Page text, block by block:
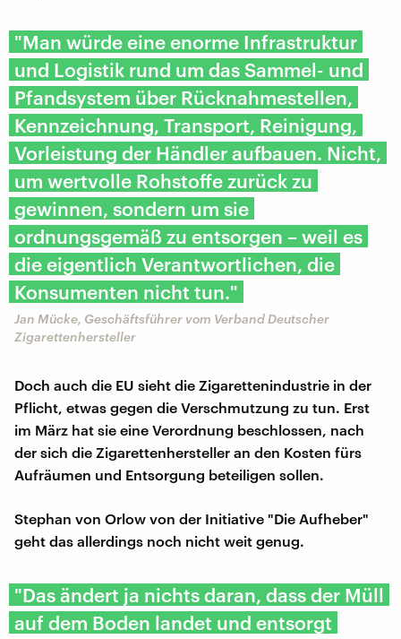
"Man würde eine enorme Infrastruktur
und Logistik rund um das Sammel- und
Pfandsystem über Rücknahmestellen,
Kennzeichnung, Transport, Reinigung,
Vorleistung der Händler aufbauen. Nicht,
um wertvolle Rohstoffe zurück zu
gewinnen, sondern um sie
ordnungsgemäß zu entsorgen – weil es
die eigentlich Verantwortlichen, die
Konsumenten nicht tun."
Jan Mücke, Geschäftsführer vom Verband Deutscher
Zigarettenhersteller
Doch auch die EU sieht die Zigarettenindustrie in der
Pflicht, etwas gegen die Verschmutzung zu tun. Erst
im März hat sie eine Verordnung beschlossen, nach
der sich die Zigarettenhersteller an den Kosten fürs
Aufräumen und Entsorgung beteiligen sollen.
Stephan von Orlow von der Initiative "Die Aufheber"
geht das allerdings noch nicht weit genug.
"Das ändert ja nichts daran, dass der Müll
auf dem Boden landet und entsorgt